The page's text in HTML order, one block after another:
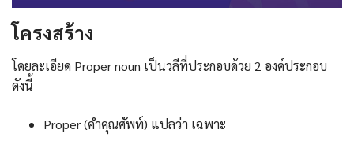
โครงสร้าง
โดยละเอียด Proper noun เป็นวลีที่ประกอบด้วย 2 องค์ประกอบ
ดังนี้
Proper (คำคุณศัพท์) แปลว่า เฉพาะ